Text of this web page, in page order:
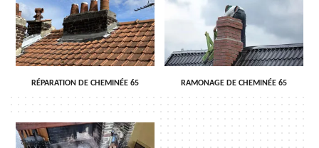
RÉPARATION DE CHEMINÉE 65 RAMONAGE DE CHEMINÉE 65